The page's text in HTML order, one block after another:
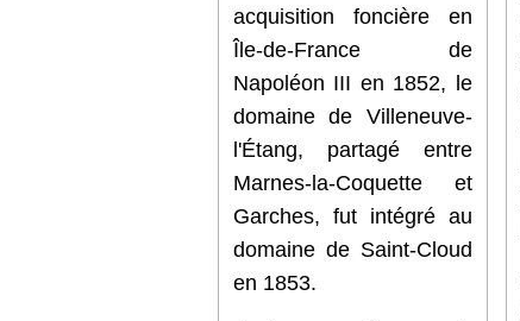
acquisition foncière en
Île-de-France de
Napoléon III en 1852, le
domaine de Villeneuve-
l'Étang, partagé entre
Marnes-la-Coquette et
Garches, fut intégré au
domaine de Saint-Cloud
en 1853.